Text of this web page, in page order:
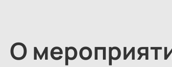
О